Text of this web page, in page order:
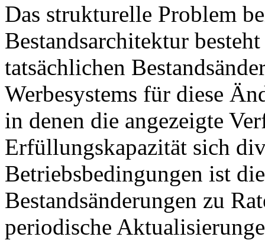
Das strukturelle Problem
Bestandsarchitektur
tatsächlichen
Werbesystems für diese
in denen die angezeigte
Erfüllungskapazität sich
Betriebsbedingungen ist
Bestandsänderungen zu
periodische